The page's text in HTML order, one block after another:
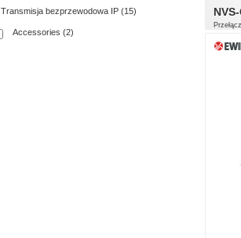
Transmisja bezprzewodowa IP (15)
Accessories (2)
16 x
2 x